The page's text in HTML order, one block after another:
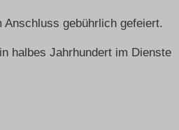
Anschluss gebührlich gefeiert.
halbes Jahrhundert im Dienste